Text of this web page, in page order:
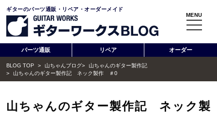
ギターのパーツ通販・リペア・オーダーメイド
MENU
toggle
パーツ通販 リペア オーダー
BLOG TOP > 山ちゃんブログ>
山ちゃんのギター製作記
>
山ちゃんのギター製作記 ネック製作 ＃0
山ちゃんのギター製作記 ネック製